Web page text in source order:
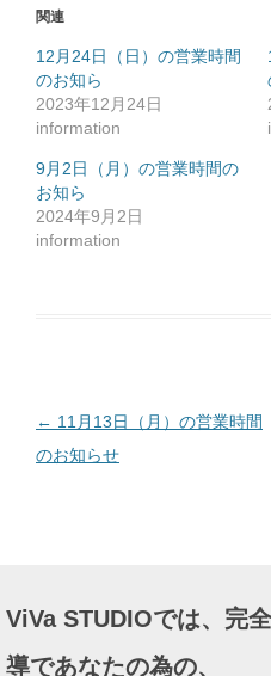
共
有
す
る
に
は
ク
ッ
ク
し
て
く
だ
さ
で
開
ま
す
関連
12月24日（日）の営業時間
のお知ら
2023年12月24日
information
9月2日（月）の営業時間の
お知ら
2024年9月2日
information
投
稿
シ
ョ
← 11月13日（月）の営業時間
のお知らせ
ViVa STUDIOでは、完
導であなたの為の、